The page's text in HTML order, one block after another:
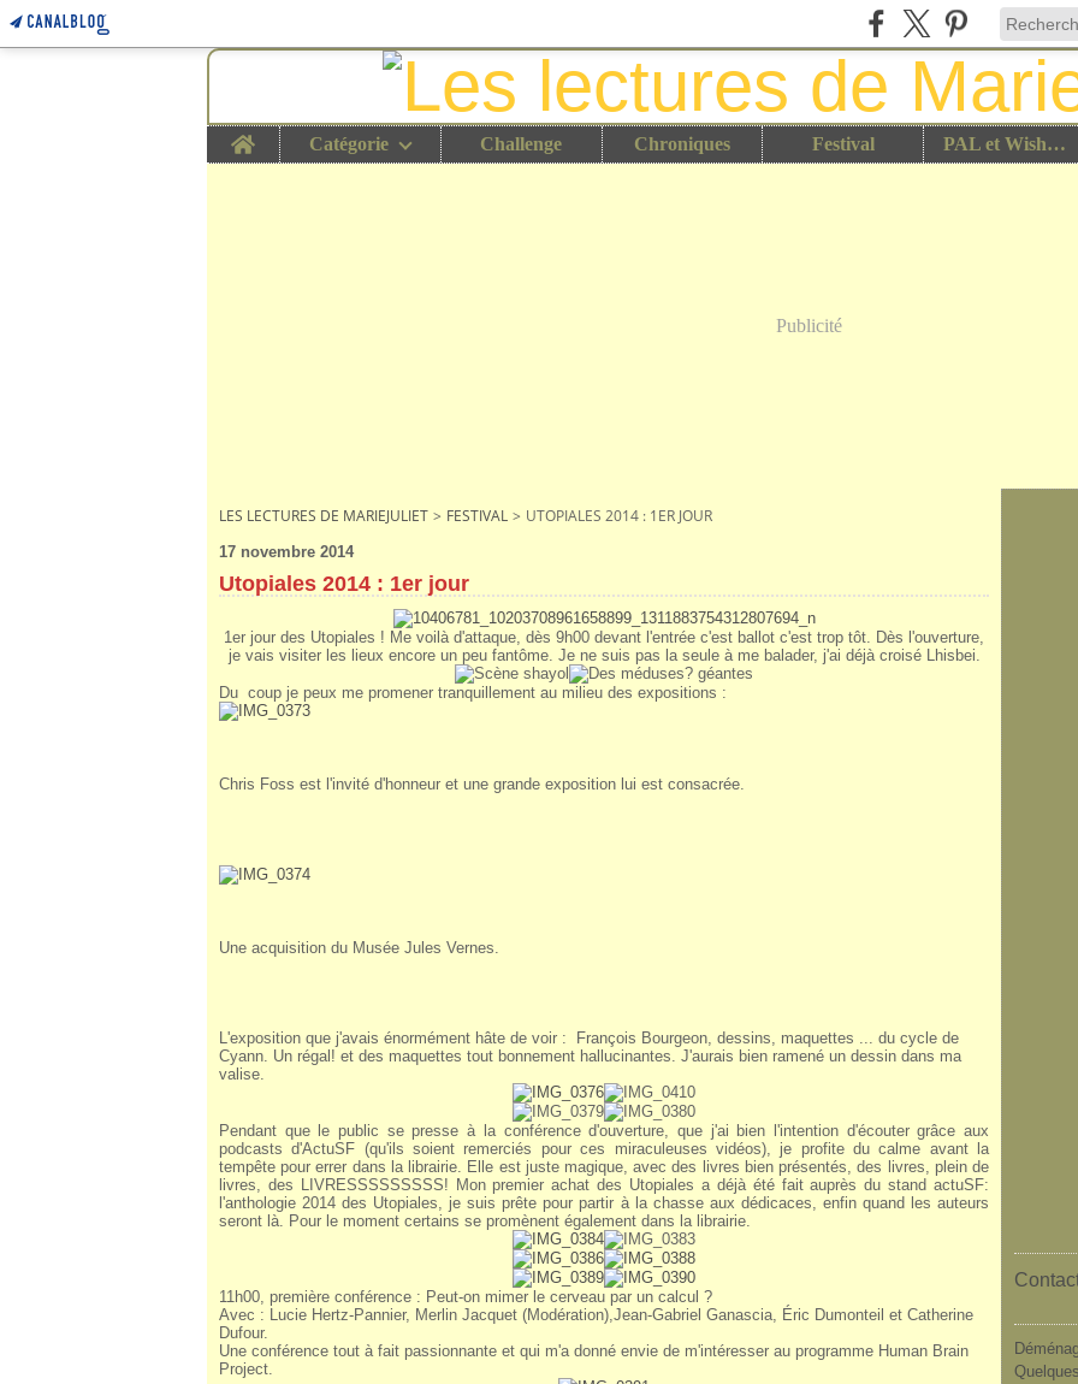
Home Catégorie Challenge Chroniques Festival PAL et Wish List
Publicité
LES LECTURES DE MARIEJULIET > FESTIVAL > UTOPIALES 2014 : 1ER JOUR
17 novembre 2014
Utopiales 2014 : 1er jour
1er jour des Utopiales ! Me voilà d'attaque, dès 9h00 devant l'entrée c'est ballot c'est trop tôt. Dès l'ouverture,
je vais visiter les lieux encore un peu fantôme. Je ne suis pas la seule à me balader, j'ai déjà croisé Lhisbei.
Du coup je peux me promener tranquillement au milieu des expositions :
Chris Foss est l'invité d'honneur et une grande exposition lui est consacrée.
Une acquisition du Musée Jules Vernes.
L'exposition que j'avais énormément hâte de voir : François Bourgeon, dessins, maquettes ... du cycle de
Cyann. Un régal! et des maquettes tout bonnement hallucinantes. J'aurais bien ramené un dessin dans ma
valise.
Pendant que le public se presse à la conférence d'ouverture, que j'ai bien l'intention d'écouter grâce aux
podcasts d'ActuSF (qu'ils soient remerciés pour ces miraculeuses vidéos), je profite du calme avant la
tempête pour errer dans la librairie. Elle est juste magique, avec des livres bien présentés, des livres, plein de
livres, des LIVRESSSSSSSSS! Mon premier achat des Utopiales a déjà été fait auprès du stand actuSF:
l'anthologie 2014 des Utopiales, je suis prête pour partir à la chasse aux dédicaces, enfin quand les auteurs
seront là. Pour le moment certains se promènent également dans la librairie.
11h00, première conférence : Peut-on mimer le cerveau par un calcul ?
Avec : Lucie Hertz-Pannier, Merlin Jacquet (Modération),Jean-Gabriel Ganascia, Éric Dumonteil et Catherine
Dufour.
Une conférence tout à fait passionnante et qui m'a donné envie de m'intéresser au programme Human Brain
Project.